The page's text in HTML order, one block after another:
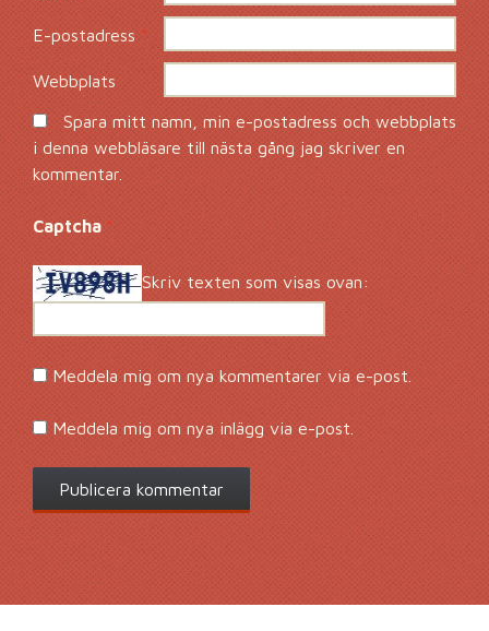
E-postadress*
Webbplats
Spara mitt namn, min e-postadress och webbplats
i denna webbläsare till nästa gång jag skriver en
kommentar.
Captcha*
Skriv texten som visas ovan:
Meddela mig om nya kommentarer via e-post.
Meddela mig om nya inlägg via e-post.